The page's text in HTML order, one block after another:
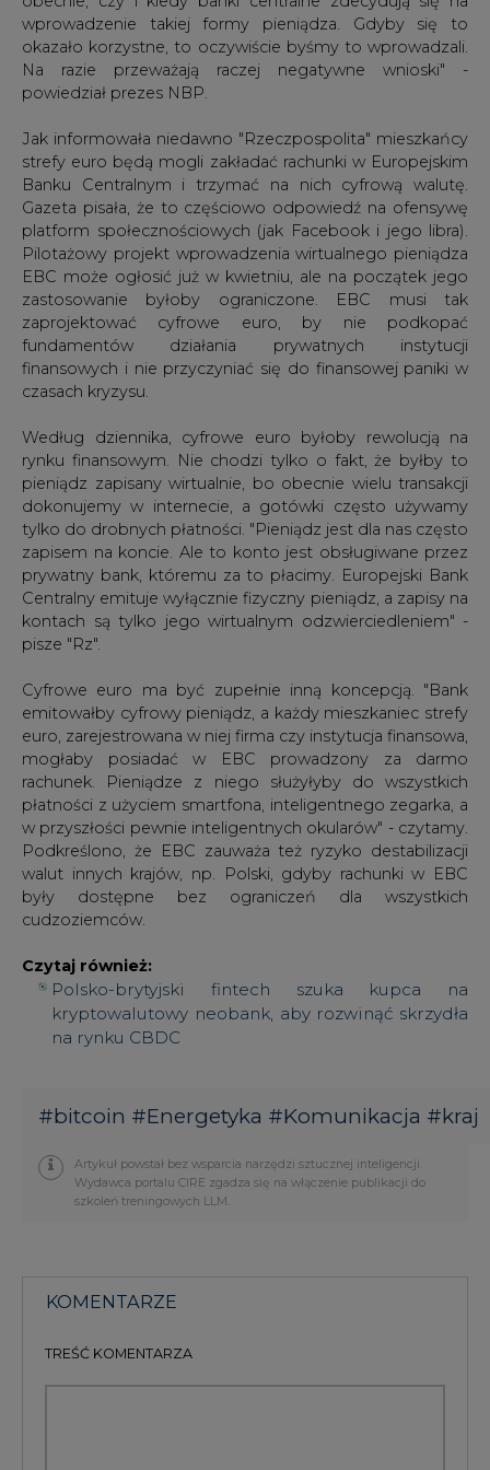
Jak informowała niedawno "Rzeczpospolita" mieszkańcy
strefy euro będą mogli zakładać rachunki w Europejskim
Banku Centralnym i trzymać na nich cyfrową walutę.
platform społecznościowych (jak Facebook i jego libra).
Pilotażowy projekt wprowadzenia wirtualnego pieniądza
EBC może ogłosić już w kwietniu, ale na początek jego
zastosowanie byłoby ograniczone. EBC musi tak
zaprojektować cyfrowe euro, by nie podkopać
fundamentów działania prywatnych instytucji
finansowych i nie przyczyniać się do finansowej paniki w
czasach kryzysu.
Według dziennika, cyfrowe euro byłoby rewolucją na
rynku finansowym. Nie chodzi tylko o fakt, że byłby to
pieniądz zapisany wirtualnie, bo obecnie wielu transakcji
tylko do drobnych płatności. "Pieniądz jest dla nas często
zapisem na koncie. Ale to konto jest obsługiwane przez
prywatny bank, któremu za to płacimy. Europejski Bank
Centralny emituje wyłącznie fizyczny pieniądz, a zapisy na
kontach są tylko jego wirtualnym odzwierciedleniem" -
pisze "Rz".
Cyfrowe euro ma być zupełnie inną koncepcją. "Bank
emitowałby cyfrowy pieniądz, a każdy mieszkaniec strefy
euro, zarejestrowana w niej firma czy instytucja finansowa,
rachunek. Pieniądze z niego służyłyby do wszystkich
płatności z użyciem smartfona, inteligentnego zegarka, a
w przyszłości pewnie inteligentnych okularów" - czytamy.
Podkreślono, że EBC zauważa też ryzyko destabilizacji
walut innych krajów, np. Polski, gdyby rachunki w EBC
były dostępne bez ograniczeń dla wszystkich
cudzoziemców.
Czytaj również:
Polsko-brytyjski fintech szuka kupca na
kryptowalutowy neobank, aby rozwinąć skrzydła
bitcoin #Energetyka #Komunikacja # kraj
szkoleń treningowych LLM.
KOMENTARZE